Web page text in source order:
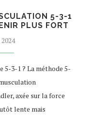
5-3-1
PLUS FORT
5-3-1 ? La méthode 5-
axée sur la force
lente mais